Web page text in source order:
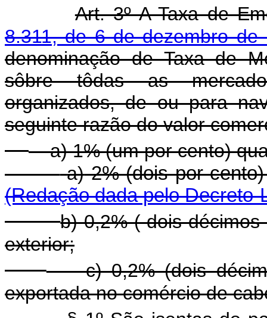
Art. 3º A Taxa de
8.311, de 6 de dezembro de
denominação de Taxa de
sôbre tôdas as
organizados, de ou para
seguinte razão do valor
a) 1% (um por cento)
a)2% (dois por
(Redação dada pelo Decreto-
b) 0,2% ( dois
exterior;
c) 0,2% (dois
exportada no comércio de